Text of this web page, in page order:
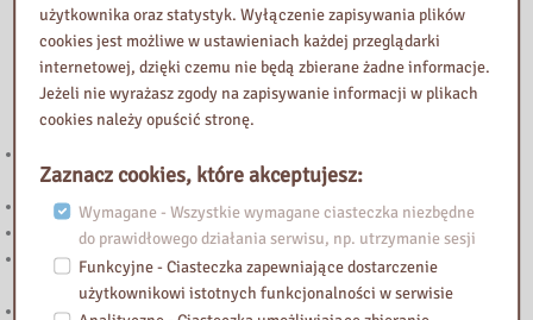
Przeczytaj
Warszawskiego w Bibliotece Pedagogicznej w Błoniu
Uwaga! Zmiana godzin pracy Biblioteki Pedagogicznej w Błoniu
Wakacyjne godziny otwarcia
Konkurs fotograficzny „Śladami pamięci XX wieku. Fotograficzna
podróż przez powiat warszawski zachodni”
5 edycja akcji „KSIĄŻKI CZYTAM, ŚWIAT POZNAJĘ”
użytkownika oraz statystyk. Wyłączenie zapisywania plików
cookies jest możliwe w ustawieniach każdej przeglądarki
internetowej, dzięki czemu nie będą zbierane żadne informacje.
Jeżeli nie wyrażasz zgody na zapisywanie informacji w plikach
cookies należy opuścić stronę.
Zaznacz cookies, które akceptujesz:
Wymagane - Wszystkie wymagane ciasteczka niezbędne
do prawidłowego działania serwisu, np. utrzymanie sesji
Funkcyjne - Ciasteczka zapewniające dostarczenie
użytkownikowi istotnych funkcjonalności w serwisie